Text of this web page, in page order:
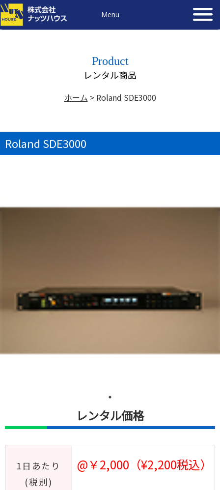
Menu
Product
レンタル商品
ホーム > Roland SDE3000
Roland SDE3000
レンタル価格
1日あたり
(税別)
@￥2,000（¥2,200税込）